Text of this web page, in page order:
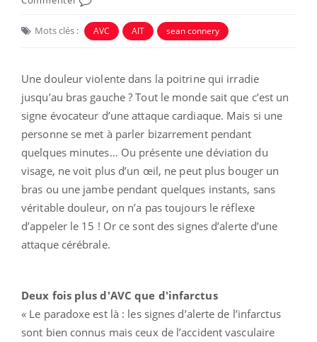
Mots clés : AVC AIT sean connery
Une douleur violente dans la poitrine qui irradie
jusqu’au bras gauche ? Tout le monde sait que c’est un
signe évocateur d’une attaque cardiaque. Mais si une
personne se met à parler bizarrement pendant
quelques minutes… Ou présente une déviation du
visage, ne voit plus d’un œil, ne peut plus bouger un
bras ou une jambe pendant quelques instants, sans
véritable douleur, on n’a pas toujours le réflexe
d’appeler le 15 ! Or ce sont des signes d’alerte d’une
attaque cérébrale.
Deux fois plus d'AVC que d'infarctus
« Le paradoxe est là : les signes d’alerte de l’infarctus
sont bien connus mais ceux de l’accident vasculaire